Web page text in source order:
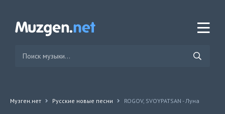
Музген.нет Русские новые песни ROGOV, SVOYPATSAN - Луна